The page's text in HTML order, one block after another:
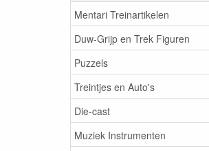
Mentari Treinartikelen
Duw-Grijp en Trek Figuren
Puzzels
Treintjes en Auto's
Die-cast
Muziek Instrumenten